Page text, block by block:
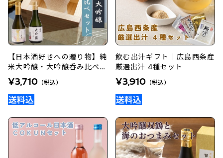
【日本酒好きへの贈り物】純
米大吟醸・大吟醸呑み比べセ
ット
¥3,710 （税込）
飲む出汁ギフト｜広島西条産
厳選出汁 4種セット
¥3,910 （税込）